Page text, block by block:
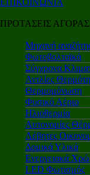
ΕΠΙΚΟΙΝΩΝΙΑ
ΠΡΟΤΑΣΕΙΣ ΑΓΟΡΑΣ
Μηχανή
Φωτοβολταϊκά
Σύγχρονα
Αντλίες
Θερμομόνωση
Φυσικό Αέριο
Ηλιοθερμία
Αυτονομίες
Λέβητες
Δομικά Υλικά
Ενεργειακά
LED Φωτισμός